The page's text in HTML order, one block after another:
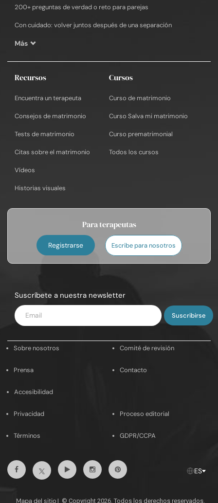
200+ preguntas de verdad o reto para parejas
Con cuidado: volver juntos después de una separación
Más
Recursos
Encuentra un terapeuta
Consejos de matrimonio
Tests de matrimonio
Citas sobre el matrimonio
Vídeos
Historias visuales
Cursos
Curso de matrimonio
Curso Salva mi matrimonio
Curso prematrimonial
Todos los cursos
Para terapeutas
Registrarse Escribe para nosotros
Suscríbete a nuestra newsletter
Introduce
tu
Sobre nosotros Comité de revisión
Prensa Contacto
Accesibilidad
Privacidad Proceso editorial
Términos GDPR/CCPA
FacebookTwitterYoutubeInstagramPinterest ES
Mapa del sitio | © Copyright 2026. Todos los derechos reservados.